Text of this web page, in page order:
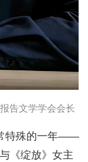
告文学学会会长
特殊的一年——
《绽放》女主